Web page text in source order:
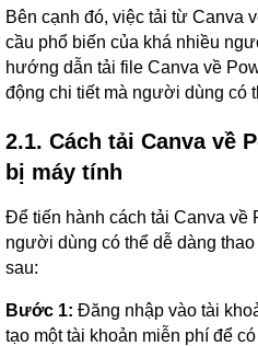
Bên cạnh đó, việc tải từ Canva
cầu phổ biến của khá nhiều
hướng dẫn tải file Canva về
động chi tiết mà người dùng có
2.1. Cách tải Canva về
bị máy tính
Để tiến hành cách tải Canva về
người dùng có thể dễ dàng
sau:
Bước 1: Đăng nhập vào tài
tạo một tài khoản miễn phí để